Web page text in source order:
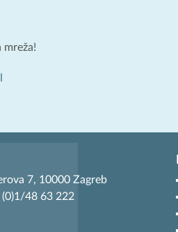
7, 10000 Zagreb
(0)1/48 63 222